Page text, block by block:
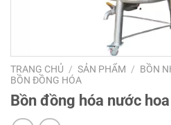
TRANG CHỦ / SẢN PHẨM / BỒN
BỒN ĐỒNG HÓA
Bồn đồng hóa nước